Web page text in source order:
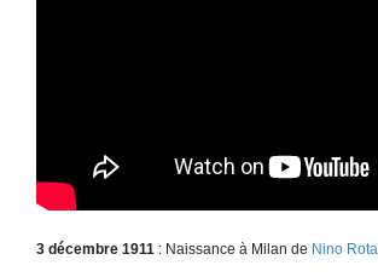
3 décembre 1911 : Naissance à Milan de Nino Rota